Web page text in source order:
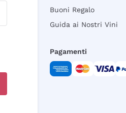
Buoni Regalo
Guida ai Nostri Vini
Pagamenti